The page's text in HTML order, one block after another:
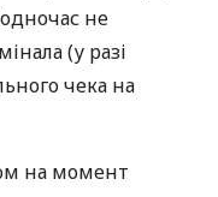
не
(у разі
чека на
на момент